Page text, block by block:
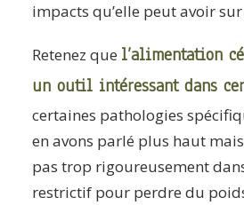
impacts qu’elle peut avoir
Retenez que l’alimentation
un outil intéressant dans
certaines pathologies
en avons parlé plus haut
pas trop rigoureusement
restrictif pour perdre du